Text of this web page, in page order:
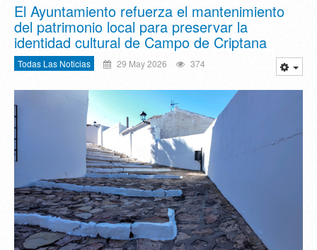
El Ayuntamiento refuerza el mantenimiento
del patrimonio local para preservar la
identidad cultural de Campo de Criptana
Todas Las Noticias 29 May 2026 374